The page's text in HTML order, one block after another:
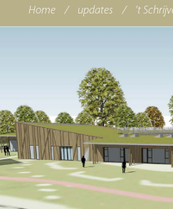
Home / updates / ’t